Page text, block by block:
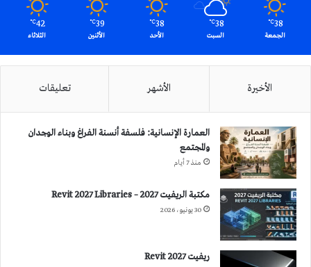
38
℃
الجمعة
38
℃
السبت
38
℃
الأحد
39
℃
الأثنين
42
℃
الثلاثاء
الأخيرة الأشهر تعليقات
العمارة الإنسانية: فلسفة أنسنة الفراغ وبناء الوجدان
والمجتمع
منذ 7 أيام
مكتبة الريفيت 2027 – Revit 2027 Libraries
30 يونيو، 2026
ريفيت 2027 Revit